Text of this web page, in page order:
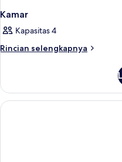
Kamar
Kapasitas 4
Rincian selengkapnya
Rincian
Kamar